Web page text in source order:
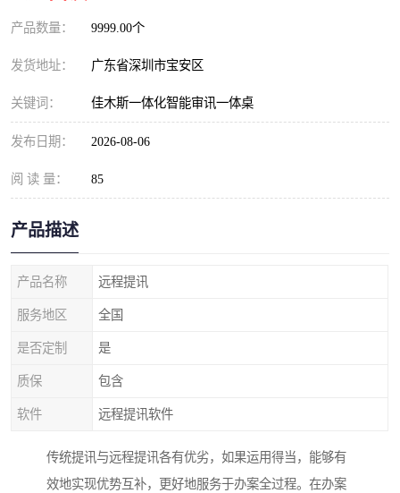
产品数量： 9999.00个
发货地址： 广东省深圳市宝安区
关键词： 佳木斯一体化智能审讯一体桌
发布日期： 2026-08-06
阅 读 量： 85
产品描述
产品名称 远程提讯
服务地区 全国
是否定制 是
质保 包含
软件 远程提讯软件
传统提讯与远程提讯各有优劣，如果运用得当，能够有
效地实现优势互补，更好地服务于办案全过程。在办案